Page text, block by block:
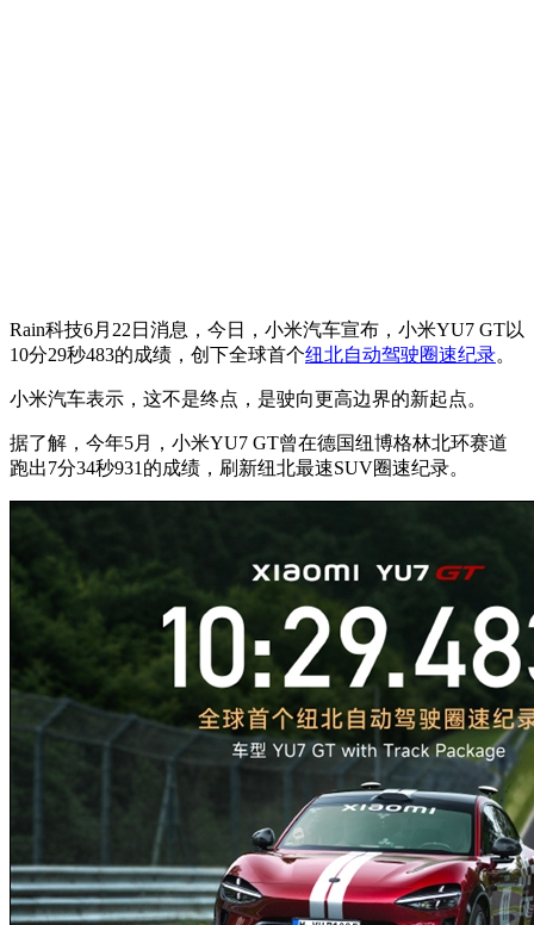
Rain科技6月22日消息，今日，小米汽车宣布，小米YU7 GT以
10分29秒483的成绩，创下全球首个纽北自动驾驶圈速纪录。
小米汽车表示，这不是终点，是驶向更高边界的新起点。
据了解，今年5月，小米YU7 GT曾在德国纽博格林北环赛道
跑出7分34秒931的成绩，刷新纽北最速SUV圈速纪录。